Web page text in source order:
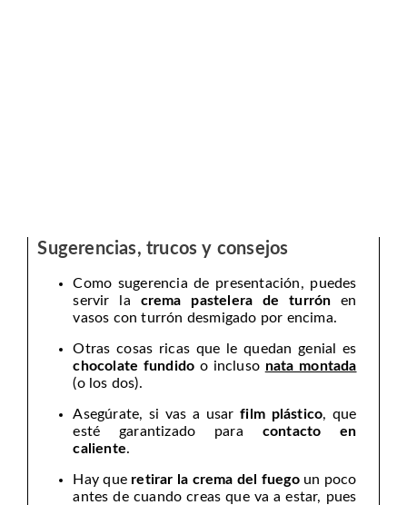
Sugerencias, trucos y consejos
Como sugerencia de presentación, puedes
servir la crema pastelera de turrón en
vasos con turrón desmigado por encima.
Otras cosas ricas que le quedan genial es
chocolate fundido o incluso nata montada
(o los dos).
Asegúrate, si vas a usarfilm plástico, que
esté garantizado para contacto en
caliente.
Hay que retirar la crema del fuegoun poco
antes de cuando creas que va a estar, pues